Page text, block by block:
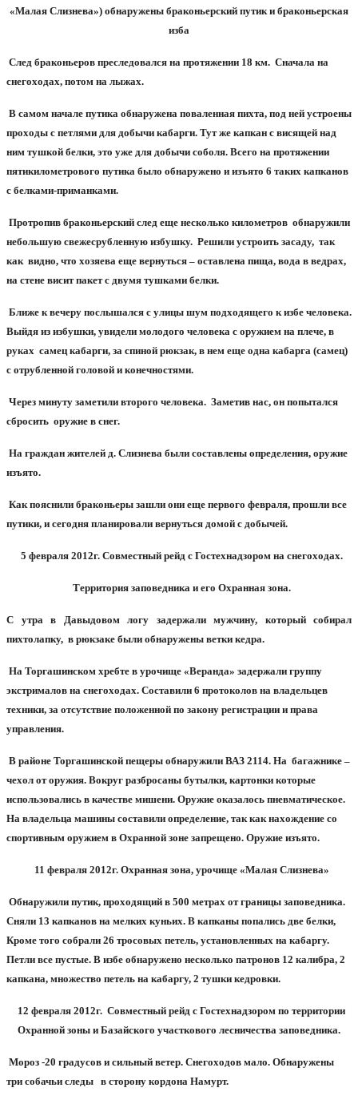
«Малая Слизнева») обнаружены браконьерский путик и браконьерская
изба
След браконьеров преследовался на протяжении 18 км. Сначала на
снегоходах, потом на лыжах.
В самом начале путика обнаружена поваленная пихта, под ней устроены
проходы с петлями для добычи кабарги. Тут же капкан с висящей над
ним тушкой белки, это уже для добычи соболя. Всего на протяжении
пятикилометрового путика было обнаружено и изъято 6 таких капканов
с белками-приманками.
Протропив браконьерский след еще несколько километров обнаружили
небольшую свежесрубленную избушку. Решили устроить засаду, так
как видно, что хозяева еще вернуться – оставлена пища, вода в ведрах,
на стене висит пакет с двумя тушками белки.
Ближе к вечеру послышался с улицы шум подходящего к избе человека.
Выйдя из избушки, увидели молодого человека с оружием на плече, в
руках самец кабарги, за спиной рюкзак, в нем еще одна кабарга (самец)
с отрубленной головой и конечностями.
Через минуту заметили второго человека. Заметив нас, он попытался
сбросить оружие в снег.
На граждан жителей д. Слизнева были составлены определения, оружие
изъято.
Как пояснили браконьеры зашли они еще первого февраля, прошли все
путики, и сегодня планировали вернуться домой с добычей.
5 февраля 2012г. Совместный рейд с Гостехнадзором на снегоходах.
Территория заповедника и его Охранная зона.
С утра в Давыдовом логу задержали мужчину, который собирал
пихтолапку, в рюкзаке были обнаружены ветки кедра.
На Торгашинском хребте в урочище «Веранда» задержали группу
экстрималов на снегоходах. Составили 6 протоколов на владельцев
техники, за отсутствие положенной по закону регистрации и права
управления.
В районе Торгашинской пещеры обнаружили ВАЗ 2114. На багажнике –
чехол от оружия. Вокруг разбросаны бутылки, картонки которые
использовались в качестве мишени. Оружие оказалось пневматическое.
На владельца машины составили определение, так как нахождение со
спортивным оружием в Охранной зоне запрещено. Оружие изъято.
11 февраля 2012г. Охранная зона, урочище «Малая Слизнева»
Обнаружили путик, проходящий в 500 метрах от границы заповедника.
Сняли 13 капканов на мелких куньих. В капканы попались две белки,
Кроме того собрали 26 тросовых петель, установленных на кабаргу.
Петли все пустые. В избе обнаружено несколько патронов 12 калибра, 2
капкана, множество петель на кабаргу, 2 тушки кедровки.
12 февраля 2012г. Совместный рейд с Гостехнадзором по территории
Охранной зоны и Базайского участкового лесничества заповедника.
Мороз -20 градусов и сильный ветер. Снегоходов мало. Обнаружены
три собачьи следы в сторону кордона Намурт.